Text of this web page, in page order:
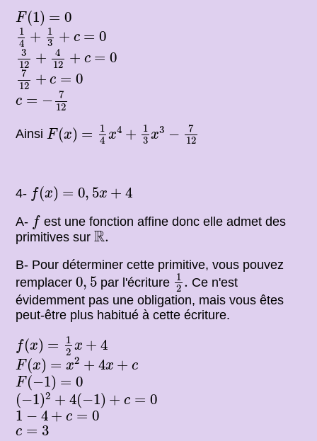
F(1) = 0
F(1)=
1
4 +
1
3 + c = 0
1 4+13 +c
3
12
+
4
12 + c = 0
312 +412
7
12
+ c = 0
712 c=
c = − 7
12
c= 12
Ainsi F(x) =
1
4 x4 +
1
3 x3 −
7
12
F( x )= x + x − 12
4- f(x) = 0, 5x + 4
f(x = 5x +
A- f
f est une fonction affine donc elle admet des
primitives surR.
R.
B- Pour déterminer cette primitive, vous pouvez
remplacer0, 5
0 5par l'écriture 1
2 .
12.
Ce n'est
évidemment pas une obligation, mais vous êtes
peut-être plus habitué à cette écriture.
f(x) =
1
2 x + 4
(x = x
F(x) = x2 + 4x + c
F(x )= 2+4 x c
F(−1) = 0
F(−1)= 0
(−1)2 + 4(−1) + c = 0
(−1)2+4 (− )+c =
1 − 4 + c = 0
1 4+ c= 0
c = 3
c